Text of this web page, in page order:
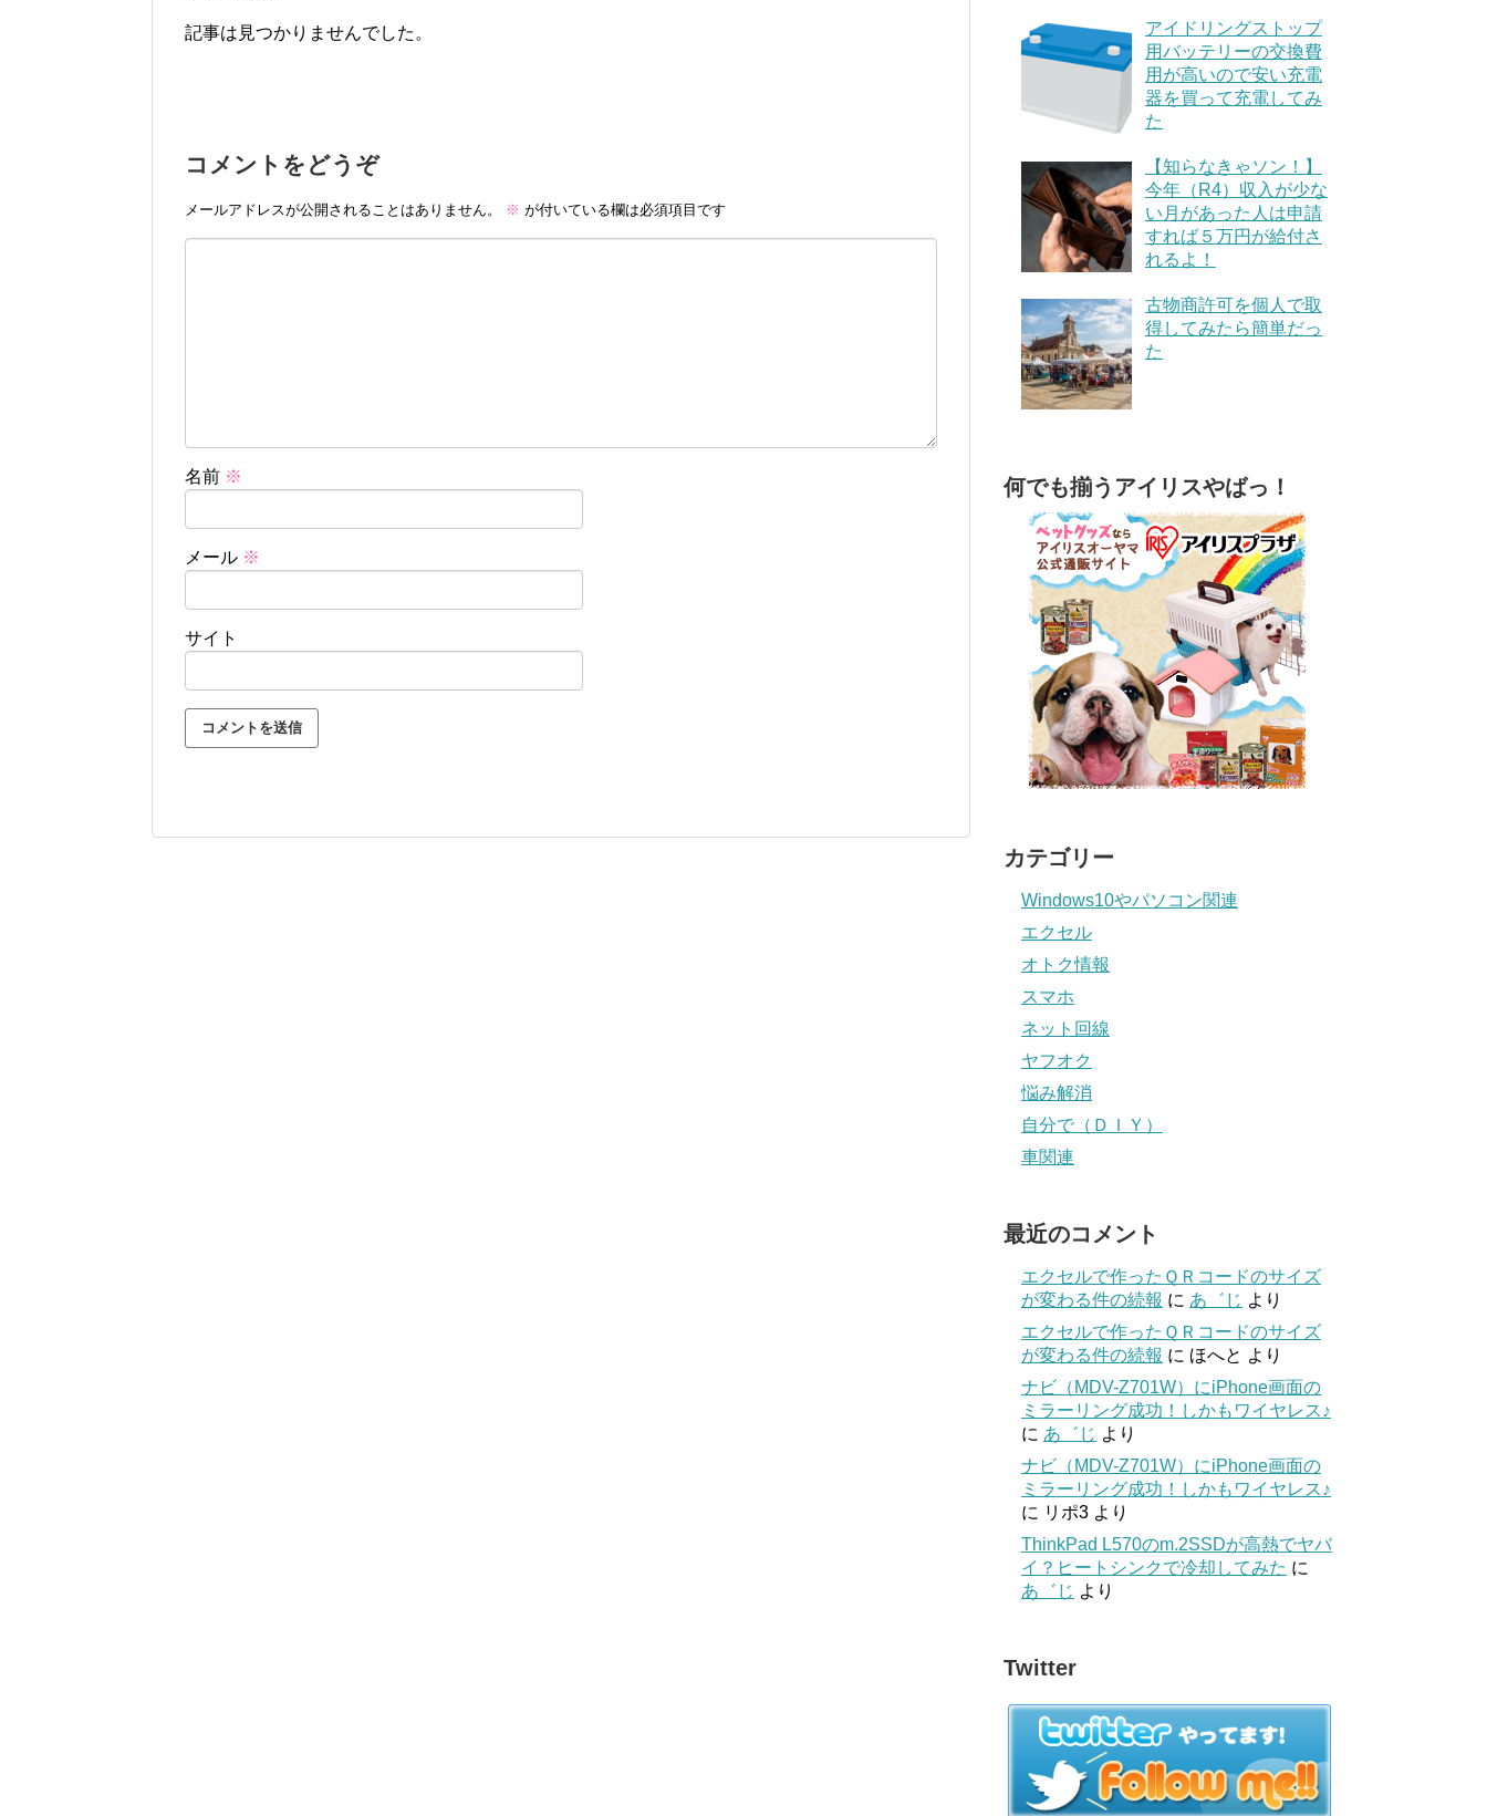
記事は見つかりませんでした。
コメントをどうぞ
メールアドレスが公開されることはありません。 ※ が付いている欄は必須項目です
名前 ※
メール ※
サイト
アイドリングストップ
用バッテリーの交換費
用が高いので安い充電
器を買って充電してみ
た
【知らなきゃソン！】
今年（R4）収入が少な
い月があった人は申請
すれば５万円が給付さ
れるよ！
古物商許可を個人で取
得してみたら簡単だっ
た
何でも揃うアイリスやばっ！
カテゴリー
Windows10やパソコン関連
エクセル
オトク情報
スマホ
ネット回線
ヤフオク
悩み解消
自分で（ＤＩＹ）
車関連
最近のコメント
エクセルで作ったＱＲコードのサイズ
が変わる件の続報 に あ゛じ より
エクセルで作ったＱＲコードのサイズ
が変わる件の続報 に ほへと より
ナビ（MDV-Z701W）にiPhone画面の
ミラーリング成功！しかもワイヤレス♪
に あ゛じ より
ナビ（MDV-Z701W）にiPhone画面の
ミラーリング成功！しかもワイヤレス♪
に リポ3 より
ThinkPad L570のm.2SSDが高熱でヤバ
イ？ヒートシンクで冷却してみた に
あ゛じ より
Twitter